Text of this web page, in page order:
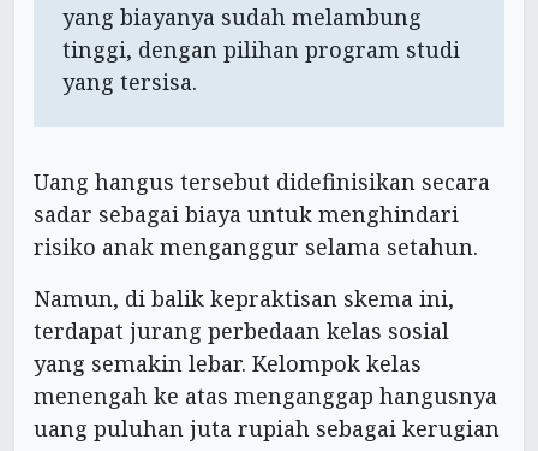
yang biayanya sudah melambung
tinggi, dengan pilihan program studi
yang tersisa.
Uang hangus tersebut didefinisikan secara
sadar sebagai biaya untuk menghindari
risiko anak menganggur selama setahun.
Namun, di balik kepraktisan skema ini,
terdapat jurang perbedaan kelas sosial
yang semakin lebar. Kelompok kelas
menengah ke atas menganggap hangusnya
uang puluhan juta rupiah sebagai kerugian